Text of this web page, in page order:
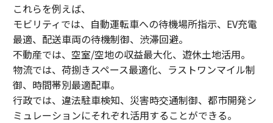
これらを例えば、
モビリティでは、自動運転車への待機場所指示、EV充電
最適、配送車両の待機制御、渋滞回避。
不動産では、空室/空地の収益最大化、遊休土地活用。
物流では、荷捌きスペース最適化、ラストワンマイル制
御、時間帯別最適配車。
行政では、違法駐車検知、災害時交通制御、都市開発シ
ミュレーションにそれぞれ活用することができる。